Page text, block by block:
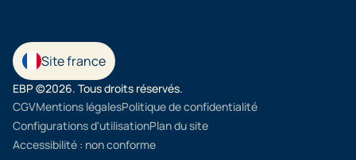
Site france
EBP ©2026. Tous droits réservés.
CGVMentions légalesPolitique de confidentialité
Configurations d'utilisationPlan du site
Accessibilité : non conforme